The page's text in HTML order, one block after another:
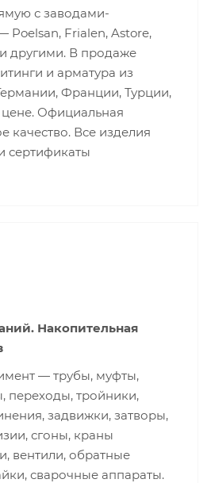
с заводами-
Poelsan, Frialen, Astore,
другими. В продаже
и арматура из
Франции, Турции,
Официальная
качество. Все изделия
сертификаты
Накопительная
— трубы, муфты,
переходы, тройники,
задвижки, затворы,
сгоны, краны
вентили, обратные
сварочные аппараты.